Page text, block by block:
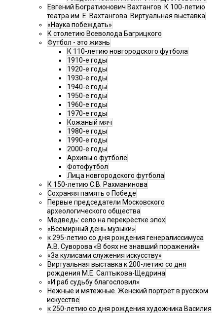
Евгений Богратионович Вахтангов. К 100-летию
театра им. Е. Вахтангова. Виртуальная выставка
«Наука побеждать»
К столетию Всеволода Багрицкого
Футбол - это жизнь
К 110-летию новгородского футбола
1910-е годы
1920-е годы
1930-е годы
1940-е годы
1950-е годы
1960-е годы
1970-е годы
Кожаный мяч
1980-е годы
1990-е годы
2000-е годы
Архивы о футболе
Фотофутбол
Лица новгородского футбола
К 150-летию С.В. Рахманинова
Сохраняя память о Победе
Первые председатели Московского
археологического общества
Медведь: село на перекрёстке эпох
«Всемирный день музыки»
к 295-летию со дня рождения генералиссимуса
А.В. Суворова «В боях не знавший поражений»
«За кулисами служения искусству»
Виртуальная выставка к 200-летию со дня
рождения М.Е. Салтыкова-Щедрина
«И раб судьбу благословил»
Нежные и мятежные. Женский портрет в русском
искусстве
к 250-летию со дня рождения художника Василия